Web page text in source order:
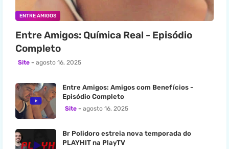
ENTRE AMIGOS
Entre Amigos: Química Real - Episódio
Completo
Site agosto 16, 2025
Entre Amigos: Amigos com Benefícios -
Episódio Completo
Site agosto 16, 2025
Br Polidoro estreia nova temporada do
PLAYHIT na PlayTV